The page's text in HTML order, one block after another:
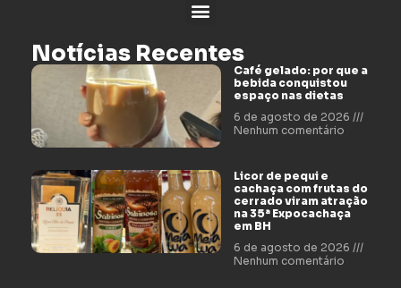
Notícias Recentes
Café gelado: por que a
bebida conquistou
espaço nas dietas
6 de agosto de 2026
Nenhum comentário
Licor de pequi e
cachaça com frutas do
cerrado viram atração
na 35ª Expocachaça
em BH
6 de agosto de 2026
Nenhum comentário